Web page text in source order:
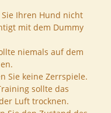
Ihren Hund nicht
mit dem Dummy
niemals auf dem
Sie keine Zerrspiele.
sollte das
Luft trocknen.